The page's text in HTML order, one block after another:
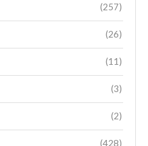
(257)
(26)
(11)
(3)
(2)
(428)